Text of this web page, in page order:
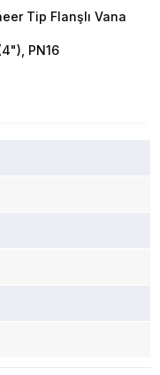
Tip Flanşlı Vana
PN16